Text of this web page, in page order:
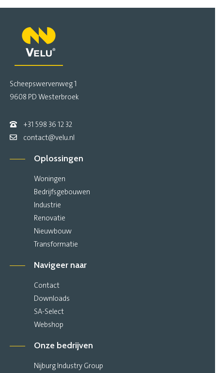
Scheepswervenweg 1
9608 PD Westerbroek
+31 598 36 12 32
contact@velu.nl
Oplossingen
Woningen
Bedrijfsgebouwen
Industrie
Renovatie
Nieuwbouw
Transformatie
Navigeer naar
Contact
Downloads
SA-Select
Webshop
Onze bedrijven
Nijburg Industry Group